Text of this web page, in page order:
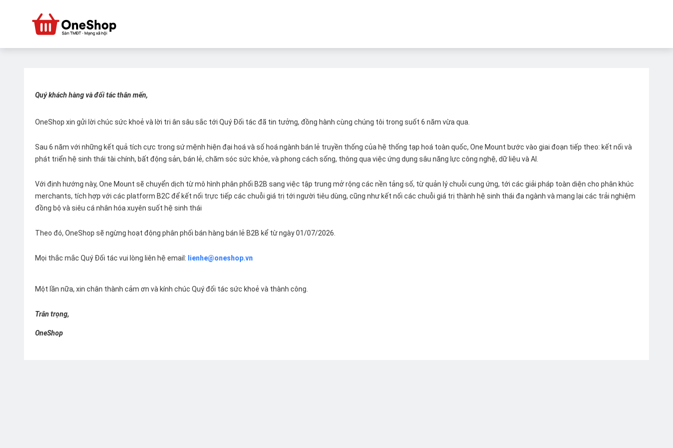
Quý khách hàng và đối tác thân mến,
OneShop xin gửi lời chúc sức khoẻ và lời tri ân sâu sắc tới Quý Đối tác đã tin tưởng, đồng hành cùng chúng tôi trong suốt 6 năm vừa qua.
Sau 6 năm với những kết quả tích cực trong sứ mệnh hiện đại hoá và số hoá ngành bán lẻ truyền thống của hệ thống tạp hoá toàn quốc, One Mount bước vào giai đoạn tiếp theo: kết nối và
phát triển hệ sinh thái tài chính, bất động sản, bán lẻ, chăm sóc sức khỏe, và phong cách sống, thông qua việc ứng dụng sâu năng lực công nghệ, dữ liệu và AI.
Với định hướng này, One Mount sẽ chuyển dịch từ mô hình phân phối B2B sang việc tập trung mở rộng các nền tảng số, từ quản lý chuỗi cung ứng, tới các giải pháp toàn diện cho phân khúc
merchants, tích hợp với các platform B2C để kết nối trực tiếp các chuỗi giá trị tới người tiêu dùng, cũng như kết nối các chuỗi giá trị thành hệ sinh thái đa ngành và mang lại các trải nghiệm
đồng bộ và siêu cá nhân hóa xuyên suốt hệ sinh thái
Theo đó, OneShop sẽ ngừng hoạt động phân phối bán hàng bán lẻ B2B kể từ ngày 01/07/2026.
Mọi thắc mắc Quý Đối tác vui lòng liên hệ email: lienhe@oneshop.vn
Một lần nữa, xin chân thành cảm ơn và kính chúc Quý đối tác sức khoẻ và thành công.
Trân trọng,
OneShop